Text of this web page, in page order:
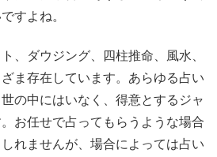
すよね。
、ダウジング、四柱推命、風水、
ま存在しています。あらゆる占い
の中にはいなく、得意とするジャ
お任せで占ってもらうような場合
れませんが、場合によっては占い